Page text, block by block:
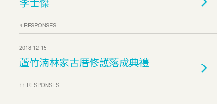
4 RESPONSES
2018-12-15
蘆竹湳林家古厝修護落成典禮
11 RESPONSES